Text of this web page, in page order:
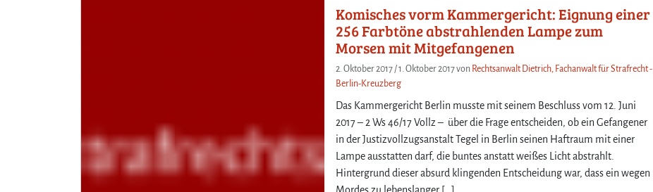
Komisches vorm Kammergericht: Eignung einer
256 Farbtöne abstrahlenden Lampe zum
Morsen mit Mitgefangenen
2. Oktober 2017 /1. Oktober 2017von Rechtsanwalt Dietrich, Fachanwalt für Strafrecht -
Berlin-Kreuzberg
Das Kammergericht Berlin musste mit seinem Beschluss vom 12. Juni
2017 – 2 Ws 46/17 Vollz – über die Frage entscheiden, ob ein Gefangener
in der Justizvollzugsanstalt Tegel in Berlin seinen Haftraum mit einer
Lampe ausstatten darf, die buntes anstatt weißes Licht abstrahlt.
Hintergrund dieser absurd klingenden Entscheidung war, dass ein wegen